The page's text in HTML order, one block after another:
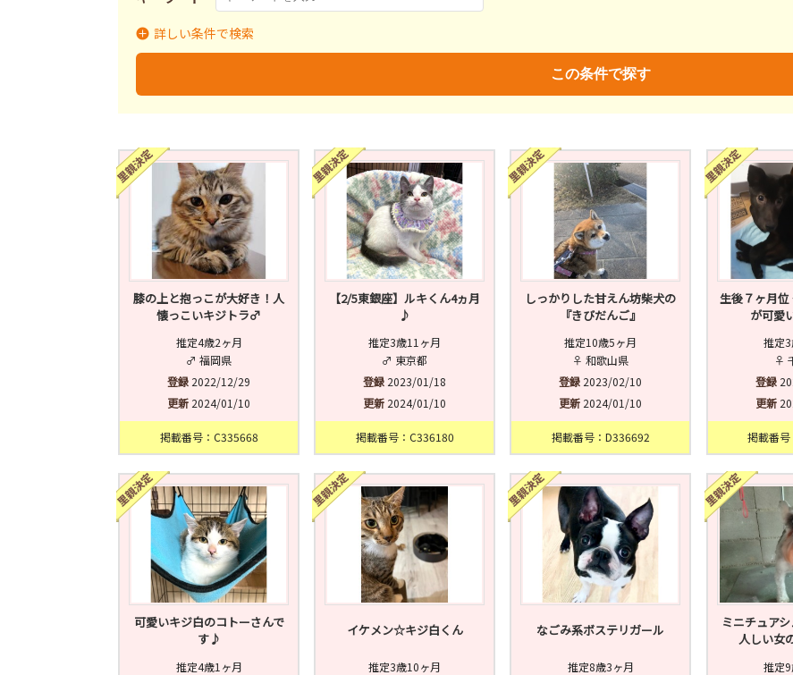
募集状況 里親募集
詳しい条件で検索
この条件で探す
膝の上と抱っこが大好き！人
懐っこいキジトラ♂
推定4歳2ヶ月
♂ 福岡県
登録 2022/12/29
更新 2024/01/10
掲載番号：C335668
【2/5東銀座】ルキくん4ヵ月
♪
推定3歳11ヶ月
♂ 東京都
登録 2023/01/18
更新 2024/01/10
掲載番号：C336180
しっかりした甘えん坊柴犬の
『きびだんご』
推定10歳5ヶ月
♀ 和歌山県
登録 2023/02/10
更新 2024/01/10
掲載番号：D336692
生後７ヶ月
が可愛
推定
♀
登録
更新
掲載番
可愛いキジ白のコトーさんで
す♪
推定4歳1ヶ月
イケメン☆キジ白くん
推定3歳10ヶ月
なごみ系ボステリガール
推定8歳3ヶ月
ミニチュア
人しい
推定